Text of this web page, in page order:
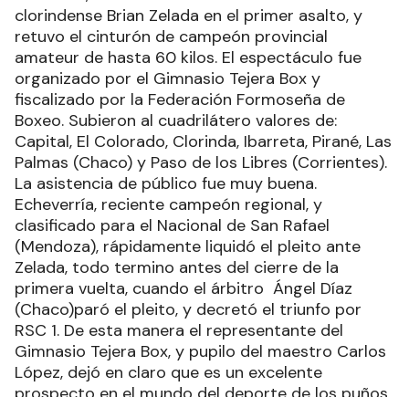
clorindense Brian Zelada en el primer asalto, y
retuvo el cinturón de campeón provincial
amateur de hasta 60 kilos. El espectáculo fue
organizado por el Gimnasio Tejera Box y
fiscalizado por la Federación Formoseña de
Boxeo. Subieron al cuadrilátero valores de:
Capital, El Colorado, Clorinda, Ibarreta, Pirané, Las
Palmas (Chaco) y Paso de los Libres (Corrientes).
La asistencia de público fue muy buena.
Echeverría, reciente campeón regional, y
clasificado para el Nacional de San Rafael
(Mendoza), rápidamente liquidó el pleito ante
Zelada, todo termino antes del cierre de la
primera vuelta, cuando el árbitro Ángel Díaz
(Chaco)paró el pleito, y decretó el triunfo por
RSC 1. De esta manera el representante del
Gimnasio Tejera Box, y pupilo del maestro Carlos
López, dejó en claro que es un excelente